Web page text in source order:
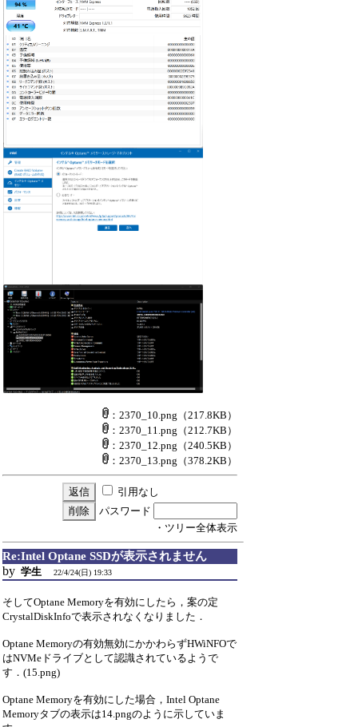
：2370_10.png （217.8KB）
：2370_11.png （212.7KB）
：2370_12.png （240.5KB）
：2370_13.png （378.2KB）
引用なし
パスワード
・ツリー全体表示
Re:Intel Optane SSDが表示されません
by 学生 22/4/24(日) 19:33
そしてOptane Memoryを有効にしたら，案の定
CrystalDiskInfoで表示されなくなりました．
Optane Memoryの有効無効にかかわらずHWiNFOで
はNVMeドライブとして認識されているようで
す．(15.png)
Optane Memoryを有効にした場合，Intel Optane
Memoryタブの表示は14.pngのように示していま